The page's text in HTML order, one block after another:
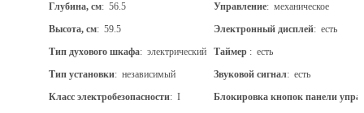
Глубина, см: 56.5
Высота, см: 59.5
Тип духового шкафа: электрический
Тип установки: независимый
Класс электробезопасности: I
Управление: механическое
Электронный дисплей: есть
Таймер : есть
Звуковой сигнал: есть
Блокировка кнопок панели